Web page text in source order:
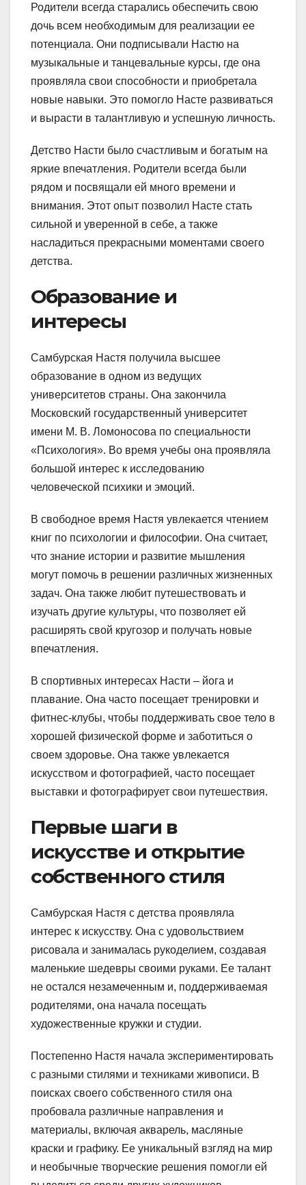
Родители всегда старались обеспечить свою
дочь всем необходимым для реализации ее
потенциала. Они подписывали Настю на
музыкальные и танцевальные курсы, где она
проявляла свои способности и приобретала
новые навыки. Это помогло Насте развиваться
и вырасти в талантливую и успешную личность.
Детство Насти было счастливым и богатым на
яркие впечатления. Родители всегда были
рядом и посвящали ей много времени и
внимания. Этот опыт позволил Насте стать
сильной и уверенной в себе, а также
насладиться прекрасными моментами своего
детства.
Образование и
интересы
Самбурская Настя получила высшее
образование в одном из ведущих
университетов страны. Она закончила
Московский государственный университет
имени М. В. Ломоносова по специальности
«Психология». Во время учебы она проявляла
большой интерес к исследованию
человеческой психики и эмоций.
В свободное время Настя увлекается чтением
книг по психологии и философии. Она считает,
что знание истории и развитие мышления
могут помочь в решении различных жизненных
задач. Она также любит путешествовать и
изучать другие культуры, что позволяет ей
расширять свой кругозор и получать новые
впечатления.
В спортивных интересах Насти – йога и
плавание. Она часто посещает тренировки и
фитнес-клубы, чтобы поддерживать свое тело в
хорошей физической форме и заботиться о
своем здоровье. Она также увлекается
искусством и фотографией, часто посещает
выставки и фотографирует свои путешествия.
Первые шаги в
искусстве и открытие
собственного стиля
Самбурская Настя с детства проявляла
интерес к искусству. Она с удовольствием
рисовала и занималась рукоделием, создавая
маленькие шедевры своими руками. Ее талант
не остался незамеченным и, поддерживаемая
родителями, она начала посещать
художественные кружки и студии.
Постепенно Настя начала экспериментировать
с разными стилями и техниками живописи. В
поисках своего собственного стиля она
пробовала различные направления и
материалы, включая акварель, масляные
краски и графику. Ее уникальный взгляд на мир
и необычные творческие решения помогли ей